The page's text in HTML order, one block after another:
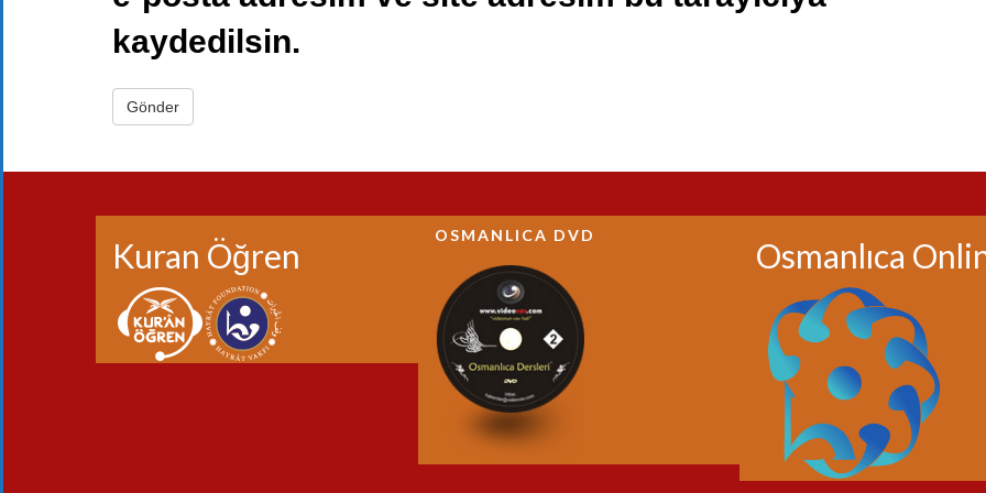
kaydedilsin.
Kuran Öğren
OSMANLICA DVD
Osmanlıca